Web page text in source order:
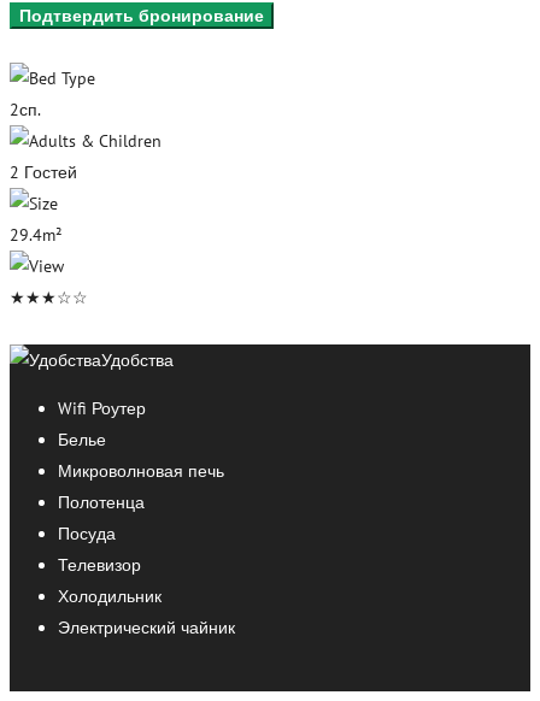
2сп.
2 Гостей
29.4m²
★★★☆☆
Удобства
Wifi Роутер
Белье
Микроволновая печь
Полотенца
Посуда
Телевизор
Холодильник
Электрический чайник